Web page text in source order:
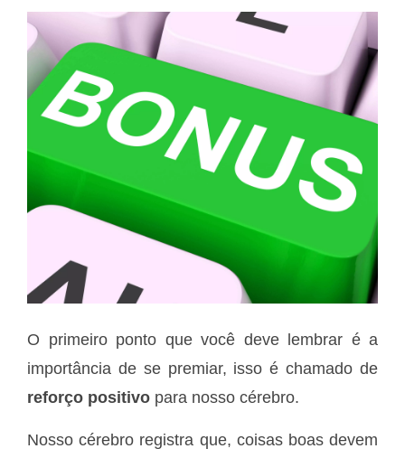
O primeiro ponto que você deve lembrar é a
importância de se premiar, isso é chamado de
reforço positivo para nosso cérebro.
Nosso cérebro registra que, coisas boas devem